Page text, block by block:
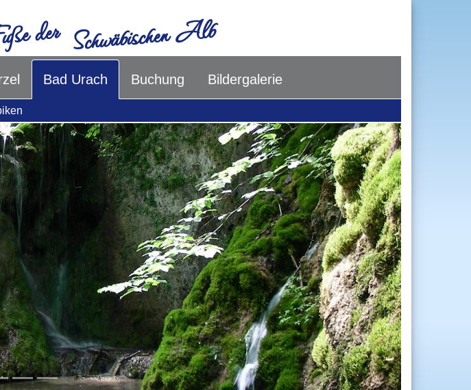
der Schwäbischen Alb
Bad Urach Buchung Bildergalerie
Next